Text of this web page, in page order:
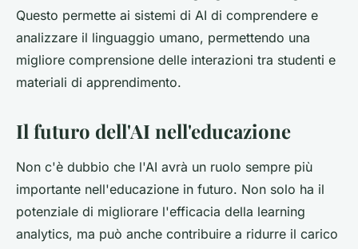
Questo permette ai sistemi di AI di comprendere e
analizzare il linguaggio umano, permettendo una
migliore comprensione delle interazioni tra studenti e
materiali di apprendimento.
Il futuro dell'AI nell'educazione
Non c'è dubbio che l'AI avrà un ruolo sempre più
importante nell'educazione in futuro. Non solo ha il
potenziale di migliorare l'efficacia della learning
analytics, ma può anche contribuire a ridurre il carico